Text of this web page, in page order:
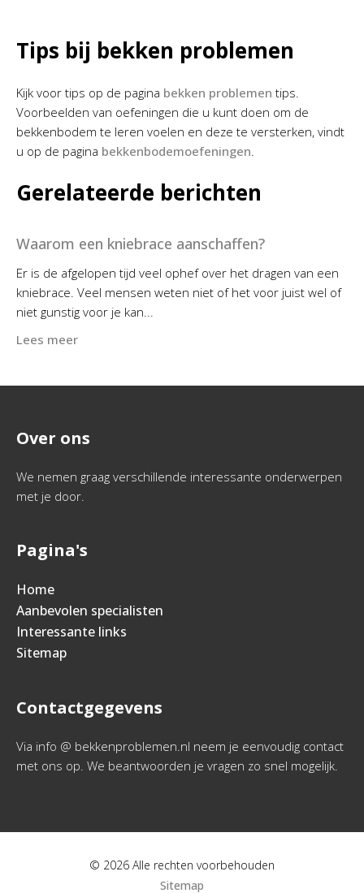
Tips bij bekken problemen
Kijk voor tips op de pagina bekken problemen tips.
Voorbeelden van oefeningen die u kunt doen om de
bekkenbodem te leren voelen en deze te versterken, vindt
u op de pagina bekkenbodemoefeningen.
Gerelateerde berichten
Waarom een kniebrace aanschaffen?
Er is de afgelopen tijd veel ophef over het dragen van een
kniebrace. Veel mensen weten niet of het voor juist wel of
niet gunstig voor je kan...
Lees meer
Over ons
We nemen graag verschillende interessante onderwerpen
met je door.
Pagina's
Home
Aanbevolen specialisten
Interessante links
Sitemap
Contactgegevens
Via info @ bekkenproblemen.nl neem je eenvoudig contact
met ons op. We beantwoorden je vragen zo snel mogelijk.
© 2026 Alle rechten voorbehouden
Sitemap